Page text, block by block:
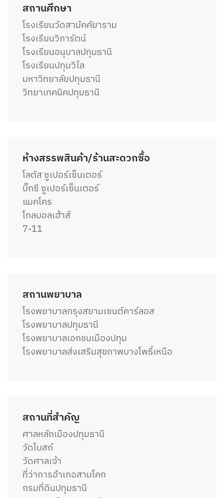
สถานศึกษา
โรงเรียนวัดสามัคคัยาราม
โรงเรียนวิภารัตน์
โรงเรียนอนุบาลปทุมธานี
โรงเรียนปทุมวิไล
มหาวิทยาลัยปทุมธานี
วิทยาเทคนิคปทุมธานี
ห้างสรรพสินค้า/ร้านสะดวกซื้อ
โลตัส ซูเปอร์เซ็นเตอร์
บิ๊กซี ซูเปอร์เซ็นเตอร์
แมคโคร
โกลบอลเฮ้าส์
7-11
สถานพยาบาล
โรงพยาบาลกรุงสยามเซนต์คาร์ลอส
โรงพยาบาลปทุมธานี
โรงพยาบาลเอกชนเมืองปทุม
โรงพยาบาลส่งเสริมสุขภาพบางโพธิ์เหนือ
สถานที่สำคัญ
ศาลหลักเมืองปทุมธานี
วัดโบสถ์
วัดศาลเจ้า
ที่ว่าการอำเภอสามโคก
กรมที่ดินปทุมธานี